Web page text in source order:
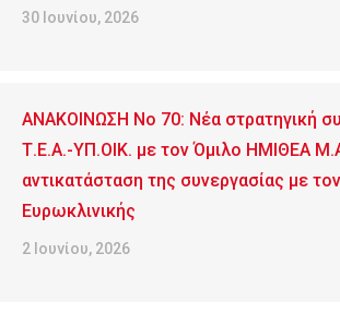
30 Ιουνίου, 2026
ΑΝΑΚΟΙΝΩΣΗ No 70: Νέα στρατηγική
Τ.Ε.Α.-ΥΠ.ΟΙΚ. με τον Όμιλο ΗΜΙΘΕΑ
αντικατάσταση της συνεργασίας με
Ευρωκλινικής
2 Ιουνίου, 2026